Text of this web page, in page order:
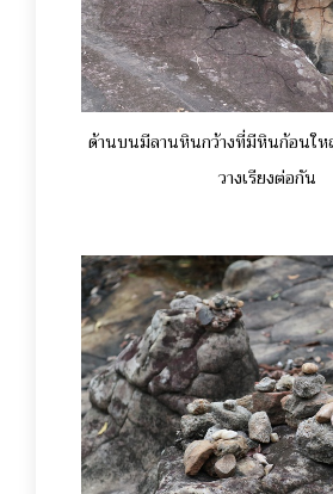
ด้านบนมีลานหินกว้างที่มีหินก้อนใ
วางเรียงต่อกัน